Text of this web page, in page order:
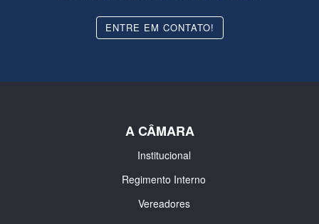
ENTRE EM CONTATO!
A CÂMARA
Institucional
Regimento Interno
Vereadores